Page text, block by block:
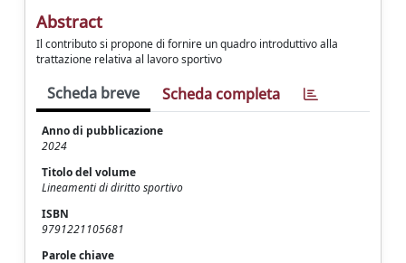
Abstract
Il contributo si propone di fornire un quadro introduttivo alla
trattazione relativa al lavoro sportivo
Scheda breve Scheda completa
Anno di pubblicazione
2024
Titolo del volume
Lineamenti di diritto sportivo
ISBN
9791221105681
Parole chiave